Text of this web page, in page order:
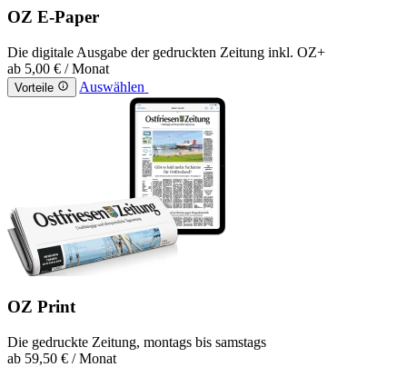
OZ E-Paper
Die digitale Ausgabe der gedruckten Zeitung inkl. OZ+
ab 5,00 € / Monat
Vorteile Auswählen
OZ Print
Die gedruckte Zeitung, montags bis samstags
ab 59,50 € / Monat